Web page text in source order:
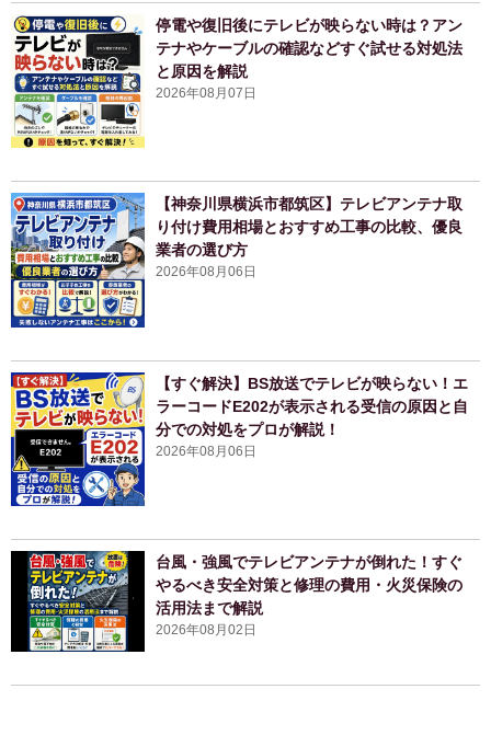
停電や復旧後にテレビが映らない時は？アン
テナやケーブルの確認などすぐ試せる対処法
と原因を解説
2026年08月07日
【神奈川県横浜市都筑区】テレビアンテナ取
り付け費用相場とおすすめ工事の比較、優良
業者の選び方
2026年08月06日
【すぐ解決】BS放送でテレビが映らない！エ
ラーコードE202が表示される受信の原因と自
分での対処をプロが解説！
2026年08月06日
台風・強風でテレビアンテナが倒れた！すぐ
やるべき安全対策と修理の費用・火災保険の
活用法まで解説
2026年08月02日